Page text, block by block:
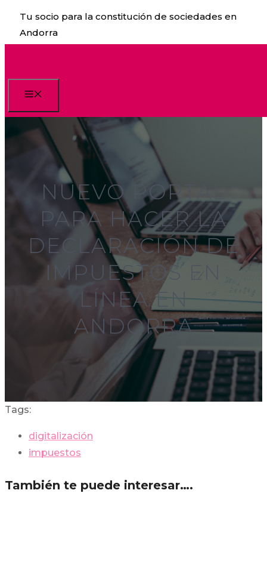
Saltar
contenido
Tu socio para la constitución de sociedades en
Andorra
NUEVO PORTAL
PARA HACER LA
DECLARACIÓN DE
IMPUESTOS EN
LÍNEA EN
ANDORRA
Tags:
digitalización
impuestos
También te puede interesar….